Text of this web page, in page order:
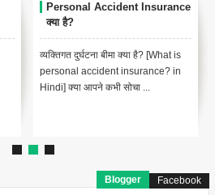
Personal Accident Insurance
क्या है?
व्यक्तिगत दुर्घटना बीमा क्या है? [What is
personal accident insurance? in
Hindi] क्या आपने कभी सोचा ...
Blogger Facebook